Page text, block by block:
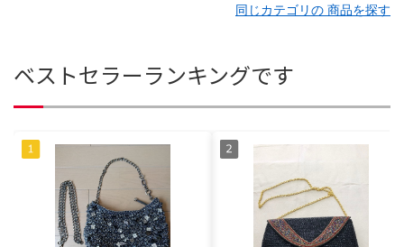
同じカテゴリの 商品を探す
ベストセラーランキングです